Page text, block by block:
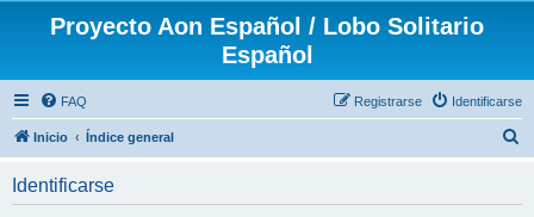
Proyecto Aon Español / Lobo Solitario
Español
FAQ Identificarse
Registrarse
Inicio Índice general
Identificarse